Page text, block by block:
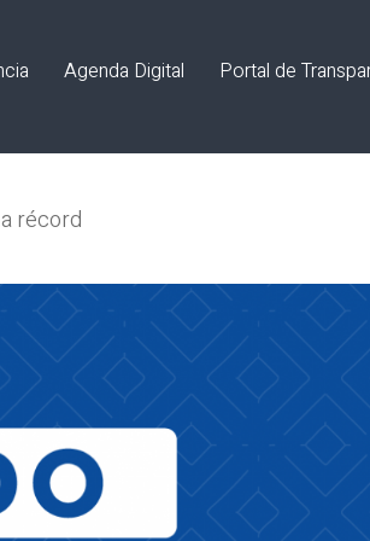
Agenda Digital Portal de
récord